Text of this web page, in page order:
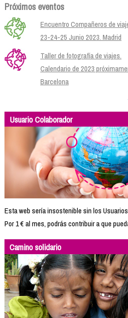
Próximos eventos
Encuentro Compañeros de
23-24-25 Junio 2023. Madrid
Taller de fotografía de viajes.
Calendario de 2023
Barcelona
Usuario Colaborador
Esta web sería insostenible sin los
Por 1 € al mes, podrás contribuir a que
Camino solidario